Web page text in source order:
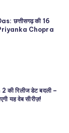
छत्तीसगढ़ की 16
Priyanka Chopra
रिलीज डेट बदली –
यह वेब सीरीज़!